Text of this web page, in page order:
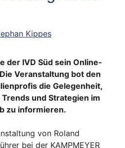
Kippes
der IVD Süd sein Online-
Veranstaltung bot den
die Gelegenheit,
und Strategien im
zu informieren.
von Roland
bei der KAMPMEYER